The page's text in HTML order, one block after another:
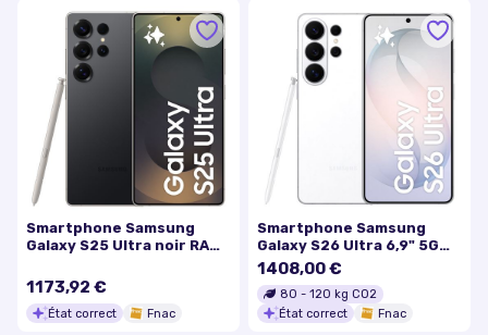
Smartphone Samsung
Galaxy S25 Ultra noir RAM
1173,92 €
État correct Fnac
Smartphone Samsung
Galaxy S26 Ultra 6,9" 5G
Nano SIM 512 Go Blanc
1408,00 €
80 - 120 kg CO2
État correct
Fnac